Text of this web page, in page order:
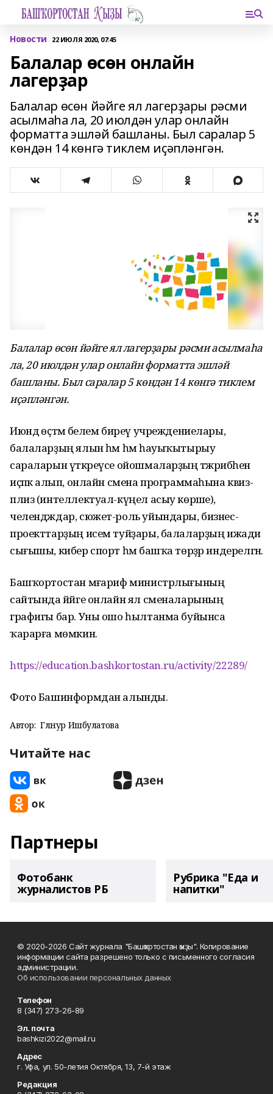
Новости 22 ИЮЛЯ 2020, 07:45
Балалар өсөн онлайн
лагерҙар
Балалар өсөн йәйге ял лагерҙары рәсми
асылмаһа ла, 20 июлдән улар онлайн
форматта эшләй башланы. Был саралар 5
көндән 14 көнгә тиклем иҫәпләнгән.
Балалар өсөн йәйге ял лагерҙары рәсми асылмаһа
ла, 20 июлдән улар онлайн форматта эшләй
башланы. Был саралар 5 көндән 14 көнгә тиклем
иҫәпләнгән.
Июндә өҫтәмә белем биреү учреждениелары,
балаларҙың ялын һәм һәм һауыҡытырыу
сараларын үткәреүсе ойошмаларҙың тәжрибәһен
иҫәпкә алып, онлайн смена программаһына квиз-
плиз (интеллектуал-күңел асыу көрәше),
челендждар, сюжет-роль уйындары, бизнес-
проекттарҙың исем туйҙары, балаларҙың ижади
сығышы, кибер спорт һәм башҡа төрҙәр индерелгән.
Башҡортостан мәғариф министрлығының
сайтында йәйге онлайн ял сменаларының
графигы бар. Уны ошо һылтанма буйынса
ҡарарға мөмкин.
https://education.bashkortostan.ru/activity/22289/
Фото Башинформдан алынды.
Автор: Гөлнур Ишбулатова
Читайте нас
Партнеры
Фотобанк
журналистов РБ
Рубрика "Еда и
напитки"
© 2020-2026 Сайт журнала "Башҡортостан ҡыҙы". Копирование
информации сайта разрешено только с письменного согласия
администрации.
Об использовании персональных данных
Телефон
8 (347) 273-26-89
Эл. почта
bashkizi2022@mail.ru
Адрес
г. Уфа, ул. 50-летия Октября, 13, 7-й этаж
Редакция